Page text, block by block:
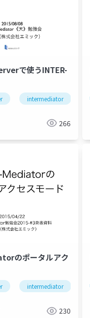
で使うINTER-
intermediator
266
のポータルアク
intermediator
230